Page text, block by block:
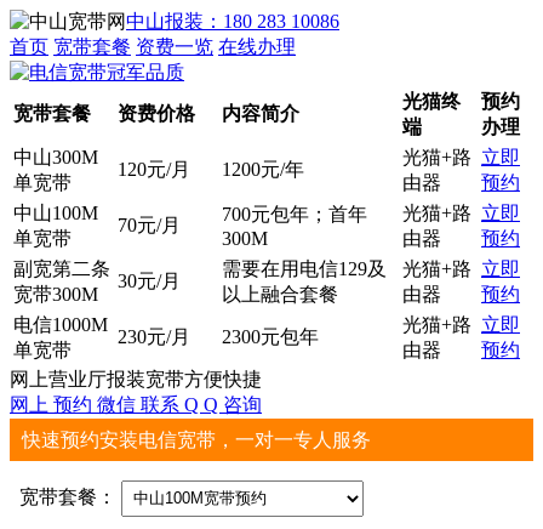
中山报装：180 283 10086
首页 宽带套餐 资费一览 在线办理
宽带套餐 资费价格 内容简介
光猫终
端
预约
办理
中山300M
单宽带
120元/月 1200元/年
光猫+路
由器
立即
预约
中山100M
单宽带
70元/月
700元包年；首年
300M
光猫+路
由器
立即
预约
副宽第二条
宽带300M
30元/月
需要在用电信129及
以上融合套餐
光猫+路
由器
立即
预约
电信1000M
单宽带
230元/月 2300元包年
光猫+路
由器
立即
预约
网上营业厅报装宽带方便快捷
网上 预约 微信 联系 Q Q 咨询
快速预约安装电信宽带，一对一专人服务
宽带套餐：